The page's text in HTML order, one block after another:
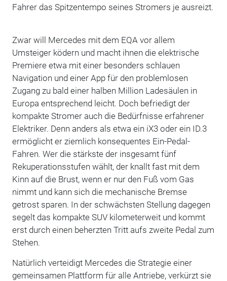
Fahrer das Spitzentempo seines Stromers je ausreizt.
Zwar will Mercedes mit dem EQA vor allem
Umsteiger ködern und macht ihnen die elektrische
Premiere etwa mit einer besonders schlauen
Navigation und einer App für den problemlosen
Zugang zu bald einer halben Million Ladesäulen in
Europa entsprechend leicht. Doch befriedigt der
kompakte Stromer auch die Bedürfnisse erfahrener
Elektriker. Denn anders als etwa ein iX3 oder ein ID.3
ermöglicht er ziemlich konsequentes Ein-Pedal-
Fahren. Wer die stärkste der insgesamt fünf
Rekuperationsstufen wählt, der knallt fast mit dem
Kinn auf die Brust, wenn er nur den Fuß vom Gas
nimmt und kann sich die mechanische Bremse
getrost sparen. In der schwächsten Stellung dagegen
segelt das kompakte SUV kilometerweit und kommt
erst durch einen beherzten Tritt aufs zweite Pedal zum
Stehen.
Natürlich verteidigt Mercedes die Strategie einer
gemeinsamen Plattform für alle Antriebe, verkürzt sie